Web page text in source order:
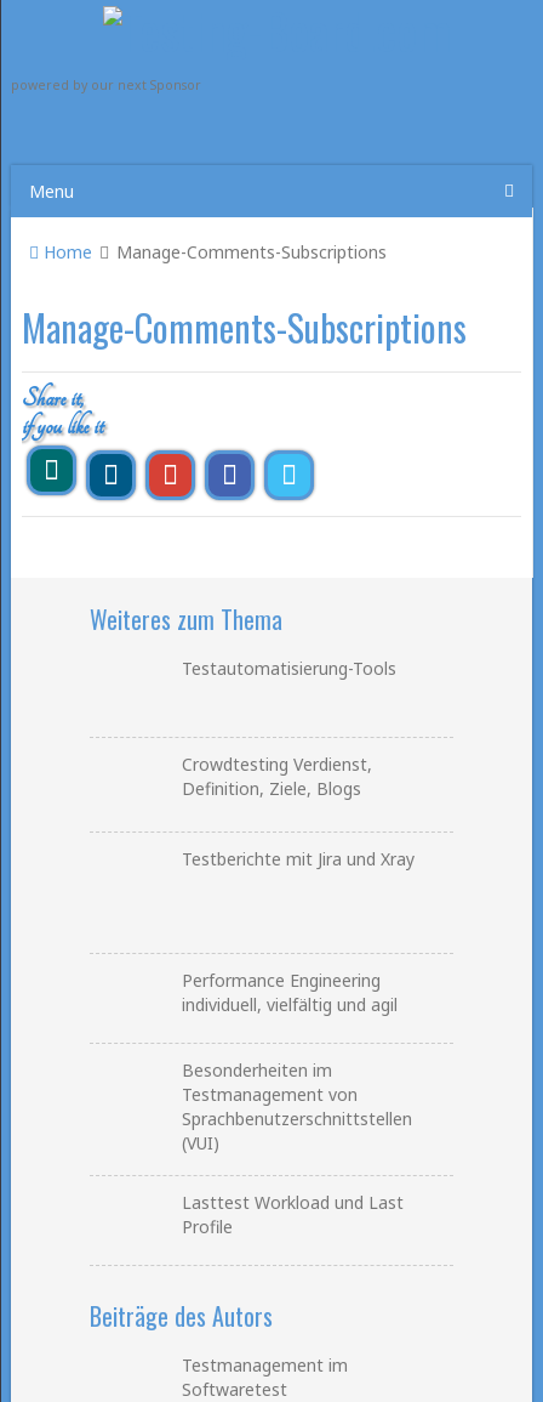
powered by our next Sponsor
Menu
Home Manage-Comments-Subscriptions
Manage-Comments-Subscriptions
Share it,
if you like it
Weiteres zum Thema
Testautomatisierung-Tools
Crowdtesting Verdienst,
Definition, Ziele, Blogs
Testberichte mit Jira und Xray
Performance Engineering
individuell, vielfältig und agil
Besonderheiten im
Testmanagement von
Sprachbenutzerschnittstellen
(VUI)
Lasttest Workload und Last
Profile
Beiträge des Autors
Testmanagement im
Softwaretest